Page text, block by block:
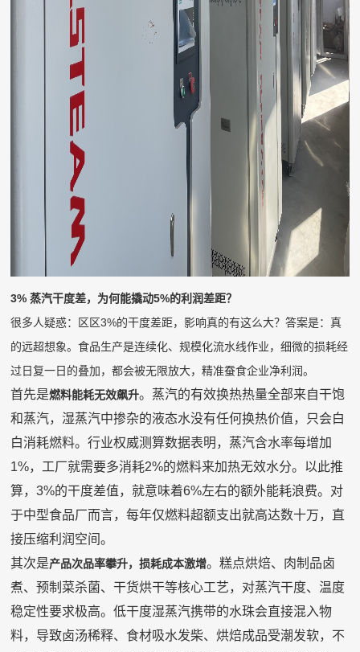
3% 蒸汽干度差，为何能撬动5%的利润差距？
很多人疑惑：区区3%的干度差距，影响真的有这么大？答案是：真
的远超想象。食品生产是连续化、规模化流水线作业，细微的损耗经
过日复一日的叠加，都会被无限放大，精准蚕食企业净利润。
首先是燃料能耗无效飙升。蒸汽的有效换热热量全部来自干饱
和蒸汽，湿蒸汽中掺杂的液态水没有任何换热价值，只会白
白消耗燃料。行业权威测算数据表明，蒸汽含水率每增加
1%，工厂就需要多消耗2%的燃料来加热无效水分。以此推
算，3%的干度差值，就意味着6%左右的额外能耗浪费。对
于中型食品厂而言，每年仅燃料超额支出就高达数十万，直
接压缩利润空间。
其次是产品次品率攀升，损耗成本激增。糕点烘焙、肉制品卤
煮、预制菜杀菌、干货烘干等核心工艺，对蒸汽干度、温度
稳定性要求极高。低干度湿蒸汽携带的水珠会直接混入物
料，导致卤汤稀释、食材吸水发柴、烘焙成品受潮发软，不